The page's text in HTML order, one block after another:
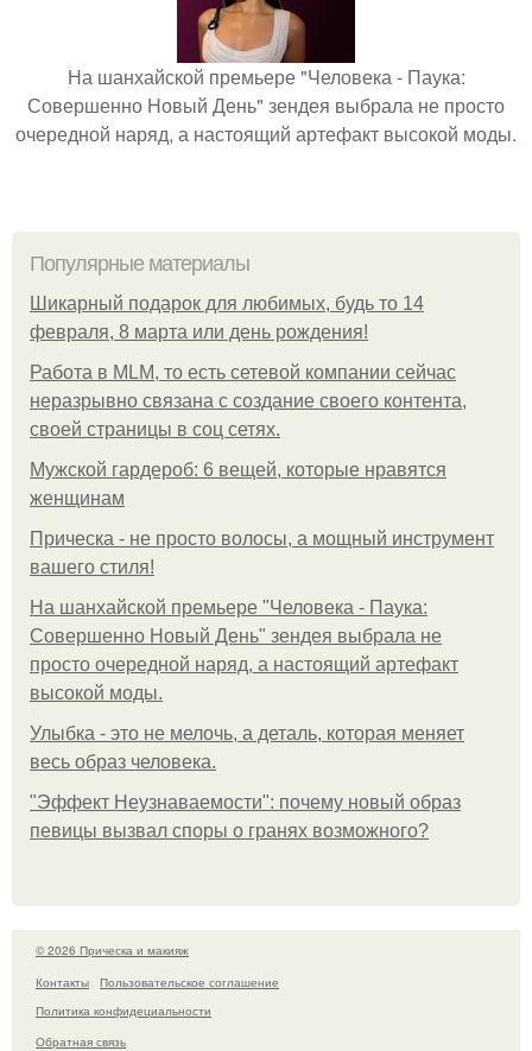
На шанхайской премьере "Человека - Паука:
Совершенно Новый День" зендея выбрала не просто
очередной наряд, а настоящий артефакт высокой моды.
Популярные материалы
Шикарный подарок для любимых, будь то 14
февраля, 8 марта или день рождения!
Работа в MLM, то есть сетевой компании сейчас
неразрывно связана с создание своего контента,
своей страницы в соц сетях.
Мужской гардероб: 6 вещей, которые нравятся
женщинам
Прическа - не просто волосы, а мощный инструмент
вашего стиля!
На шанхайской премьере "Человека - Паука:
Совершенно Новый День" зендея выбрала не
просто очередной наряд, а настоящий артефакт
высокой моды.
Улыбка - это не мелочь, а деталь, которая меняет
весь образ человека.
"Эффект Неузнаваемости": почему новый образ
певицы вызвал споры о гранях возможного?
© 2026 Прическа и макияж
Контакты
Пользовательское соглашение
Политика конфидециальности
Обратная связь